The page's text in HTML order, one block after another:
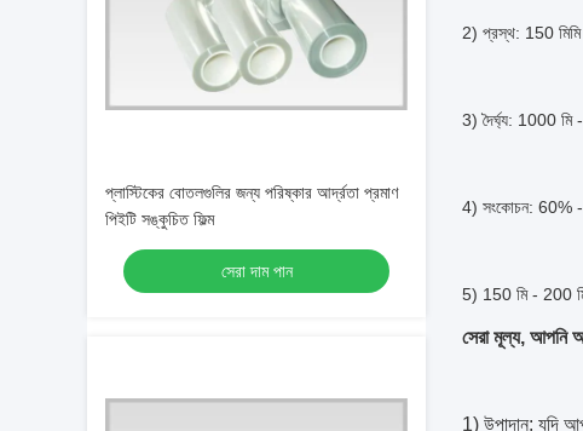
প্লাস্টিকের বোতলগুলির জন্য পরিষ্কার আর্দ্রতা প্রমাণ
পিইটি সঙ্কুচিত ফিল্ম
সেরা দাম পান
2) প্রস্থ: 150
3) দৈর্ঘ্য: 1000 মি
4) সংকোচন: 60%
5) 150 মি - 200 মি
সেরা মূল্য, আপনি
1) উপাদান: যদি